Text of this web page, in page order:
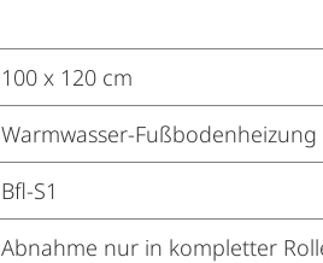
100 x 120 cm
Warmwasser-
Bfl-S1
Abnahme nur in kompletter